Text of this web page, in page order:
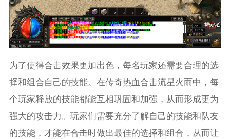
为了使得合击效果更加出色，每名玩家还需要合理的选
择和组合自己的技能。在传奇热血合击流星火雨中，每
个玩家释放的技能都能互相巩固和加强，从而形成更为
强大的攻击力。玩家们需要充分了解自己的技能和队友
的技能，才能在合击时做出最佳的选择和组合，从而让